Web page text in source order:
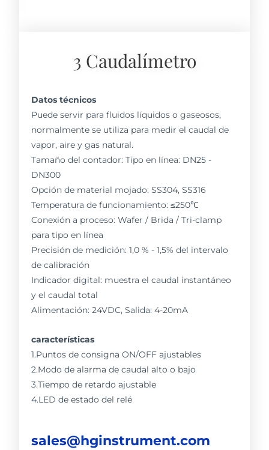
3 Caudalímetro
Datos técnicos
Puede servir para fluidos líquidos o gaseosos,
normalmente se utiliza para medir el caudal de
vapor, aire y gas natural.
Tamaño del contador: Tipo en línea: DN25 -
DN300
Opción de material mojado: SS304, SS316
Temperatura de funcionamiento: ≤250℃
Conexión a proceso: Wafer / Brida / Tri-clamp
para tipo en línea
Precisión de medición: 1,0 % - 1,5% del intervalo
de calibración
Indicador digital: muestra el caudal instantáneo
y el caudal total
Alimentación: 24VDC, Salida: 4-20mA
características
1.Puntos de consigna ON/OFF ajustables
2.Modo de alarma de caudal alto o bajo
3.Tiempo de retardo ajustable
4.LED de estado del relé
sales@hginstrument.com